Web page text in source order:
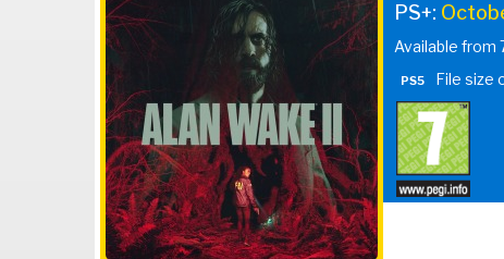
PS+:
Available from
PS5 File size